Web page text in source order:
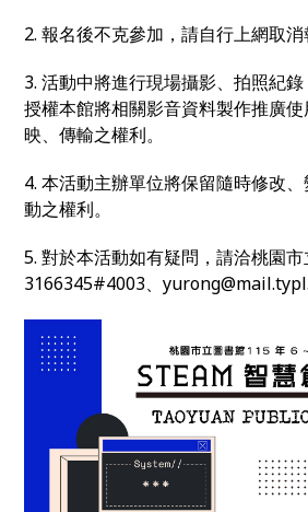
2. 報名後不克參加，請自行上網取消
3. 活動中將進行現場攝影、拍照紀
授權本館將相關影音資料製作推廣
映、傳輸之權利。
4. 本活動主辦單位將保留隨時修改
動之權利。
5. 對於本活動如有疑問，請洽桃園
3166345#4003、